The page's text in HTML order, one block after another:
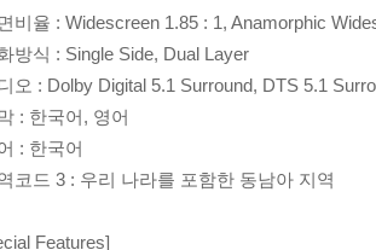
비율 : Widescreen 1.85 : 1, Anamorphic
방식 : Single Side, Dual Layer
오 : Dolby Digital 5.1 Surround, DTS 5.1
: 한국어, 영어
: 한국어
코드 3 : 우리 나라를 포함한 동남아 지역
Features]